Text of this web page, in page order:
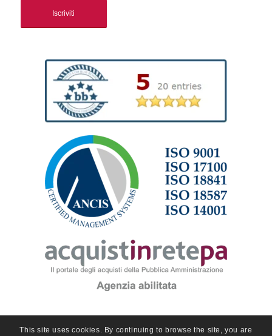
This site uses cookies. By continuing to browse the site, you are